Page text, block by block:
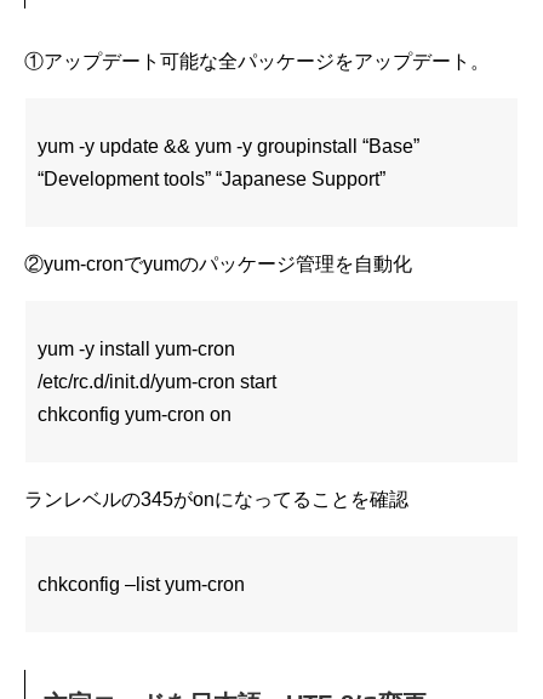
①アップデート可能な全パッケージをアップデート。
yum -y update && yum -y groupinstall “Base”
“Development tools” “Japanese Support”
②yum-cronでyumのパッケージ管理を自動化
yum -y install yum-cron
/etc/rc.d/init.d/yum-cron start
chkconfig yum-cron on
ランレベルの345がonになってることを確認
chkconfig –list yum-cron